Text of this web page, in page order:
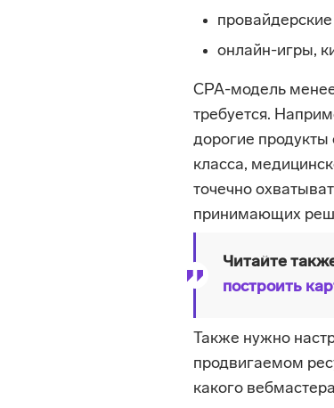
провайдерские
онлайн-игры,
CPA-модель
требуется.
дорогие
класса,
точечно
принимающих
Читайте
построить
Также нужно
продвигаемом
какого